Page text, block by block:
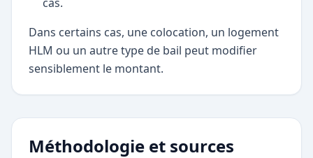
Dans certains cas, une colocation, un logement
HLM ou un autre type de bail peut modifier
sensiblement le montant.
Méthodologie et sources